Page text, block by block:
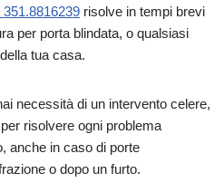
351.8816239 risolve in tempi brevi
per porta blindata, o qualsiasi
tua casa.
necessità di un intervento celere,
risolvere ogni problema
anche in caso di porte
o dopo un furto.